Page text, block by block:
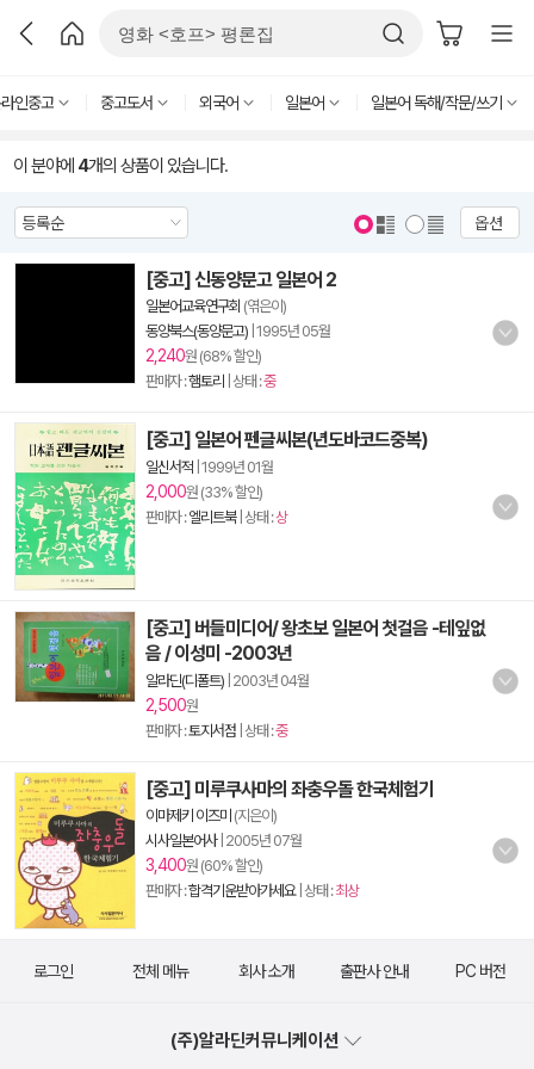
인중고 중고도서 외국어 일본어 일본어 독해/작문/쓰기
이 분야에 4개의 상품이 있습니다.
옵션
[중고] 신동양문고 일본어 2
일본어교육연구회 (엮은이)
동양북스(동양문고) 1995년 05월
2,240원 (68% 할인)
판매자 :햄토리 | 상태 :중
[중고] 일본어 펜글씨본(년도바코드중복)
일신서적 1999년 01월
2,000원 (33% 할인)
판매자 :엘리트북| 상태 :상
[중고] 버들미디어/ 왕초보 일본어 첫걸음 -테잎없
음 / 이성미 -2003년
알라딘(디폴트) 2003년 04월
2,500원
판매자 :토지서점 | 상태 :중
[중고] 미루쿠사마의 좌충우돌 한국체험기
이마제키 이즈미 (지은이)
시사일본어사| 2005년 07월
3,400원 (60% 할인)
판매자 :합격기운받아가세요| 상태 :최상
로그인 전체 메뉴 회사 소개 출판사 안내 PC 버전
(주)알라딘커뮤니케이션